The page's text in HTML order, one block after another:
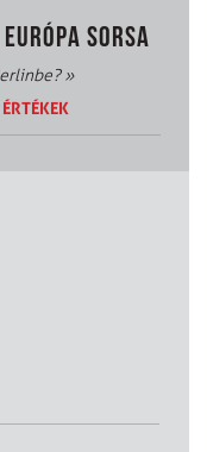
SORSA
»